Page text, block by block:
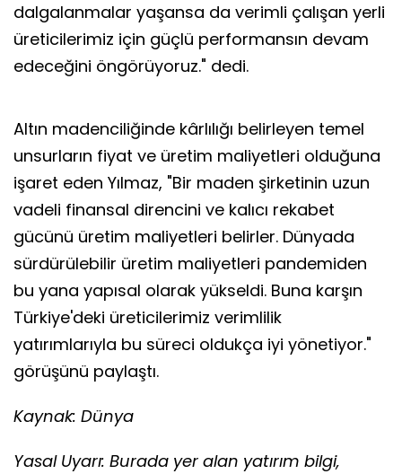
dalgalanmalar yaşansa da verimli çalışan yerli
üreticilerimiz için güçlü performansın devam
edeceğini öngörüyoruz." dedi.
Altın madenciliğinde kârlılığı belirleyen temel
unsurların fiyat ve üretim maliyetleri olduğuna
işaret eden Yılmaz, "Bir maden şirketinin uzun
vadeli finansal direncini ve kalıcı rekabet
gücünü üretim maliyetleri belirler. Dünyada
sürdürülebilir üretim maliyetleri pandemiden
bu yana yapısal olarak yükseldi. Buna karşın
Türkiye'deki üreticilerimiz verimlilik
yatırımlarıyla bu süreci oldukça iyi yönetiyor."
görüşünü paylaştı.
Kaynak: Dünya
Yasal Uyarı: Burada yer alan yatırım bilgi,